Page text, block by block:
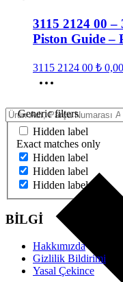
3115 2124 00 –
Piston Guide –
3115 2124 00 ₺ 0,00
Generic filters
Hidden label
Exact matches only
Hidden label
Hidden label
Hidden label
BİLGİ
Hakkımızda
Gizlilik Bildirimi
Yasal Çekince